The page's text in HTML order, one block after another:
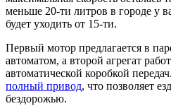
меньше 20-ти литров в городе у
будет уходить от 15-ти.
Первый мотор предлагается в
автоматом, а второй агрегат
автоматической коробкой передач.
полный привод, что позволяет
бездорожью.